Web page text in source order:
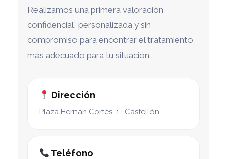
Realizamos una primera valoración
confidencial, personalizada y sin
compromiso para encontrar el tratamiento
más adecuado para tu situación.
Dirección
Plaza Hernán Cortés, 1 · Castellón
Teléfono